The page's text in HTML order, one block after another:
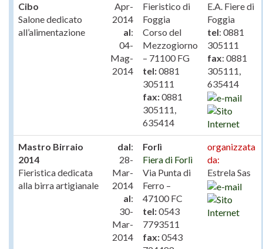
Cibo
Salone dedicato
all’alimentazione
Apr-
2014
al:
04-
Mag-
2014
Fieristico di
Foggia
Corso del
Mezzogiorno
– 71100 FG
tel:0881
305111
fax:0881
305111,
635414
E.A. Fiere di
Foggia
tel: 0881
305111
fax: 0881
305111,
635414
Mastro Birraio
2014
Fieristica dedicata
alla birra artigianale
dal:
28-
Mar-
2014
al:
30-
Mar-
2014
Forlì
Fiera di Forlì
Via Punta di
Ferro –
47100 FC
tel:0543
7793511
fax:0543
organizzata
da:
Estrela Sas